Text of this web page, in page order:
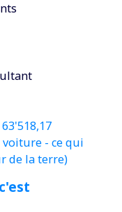
voiture - ce qui
de la terre)